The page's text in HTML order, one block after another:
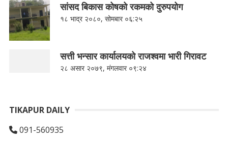
सांसद बिकास कोषको रकमको दुरुपयोग
१८ भाद्र २०८०, सोमबार ०६:२५
सत्ती भन्सार कार्यालयको राजश्वमा भारी गिरावट
२८ असार २०७९, मंगलवार ०९:२४
TIKAPUR DAILY
091-560935